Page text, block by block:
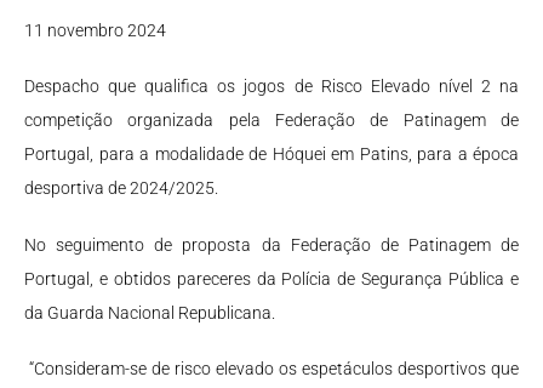
11 novembro 2024
Despacho que qualifica os jogos de Risco Elevado nível 2 na
competição organizada pela Federação de Patinagem de
Portugal, para a modalidade de Hóquei em Patins, para a época
desportiva de 2024/2025.
No seguimento de proposta da Federação de Patinagem de
Portugal, e obtidos pareceres da Polícia de Segurança Pública e
da Guarda Nacional Republicana.
“Consideram-se de risco elevado os espetáculos desportivos que